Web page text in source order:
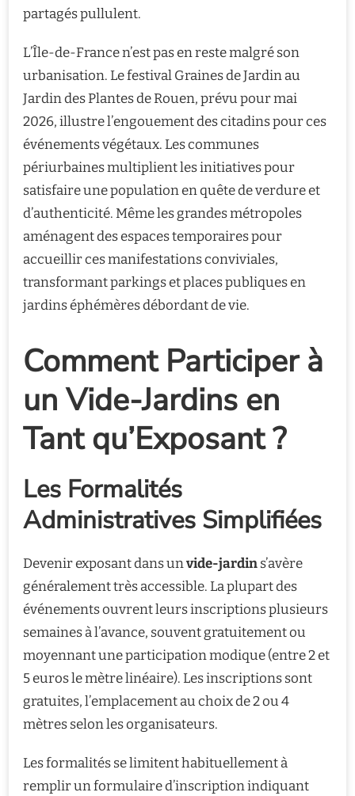
partagés pullulent.
L’Île-de-France n’est pas en reste malgré son
urbanisation. Le festival Graines de Jardin au
Jardin des Plantes de Rouen, prévu pour mai
2026, illustre l’engouement des citadins pour ces
événements végétaux. Les communes
périurbaines multiplient les initiatives pour
satisfaire une population en quête de verdure et
d’authenticité. Même les grandes métropoles
aménagent des espaces temporaires pour
accueillir ces manifestations conviviales,
transformant parkings et places publiques en
jardins éphémères débordant de vie.
Comment Participer à
un Vide-Jardins en
Tant qu’Exposant ?
Les Formalités
Administratives Simplifiées
Devenir exposant dans unvide-jardins’avère
généralement très accessible. La plupart des
événements ouvrent leurs inscriptions plusieurs
semaines à l’avance, souvent gratuitement ou
moyennant une participation modique (entre 2 et
5 euros le mètre linéaire). Les inscriptions sont
gratuites, l’emplacement au choix de 2 ou 4
mètres selon les organisateurs.
Les formalités se limitent habituellement à
remplir un formulaire d’inscription indiquant